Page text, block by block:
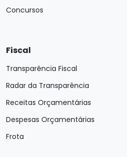
Concursos
Fiscal
Transparência Fiscal
Radar da Transparência
Receitas Orçamentárias
Despesas Orçamentárias
Frota